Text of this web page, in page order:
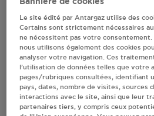
2
à
Villes
Le site édité par Antargaz utilise des
Certains sont strictement nécessaires
ne nécessitent pas votre
nous utilisons également des cookies
analyser votre navigation. Ces
l’utilisation de données telles que votre
pages/rubriques consultées, identifiant
pays, dates, nombre de visites, sources
interactions avec le site, ainsi que leur
partenaires tiers, y compris ceux